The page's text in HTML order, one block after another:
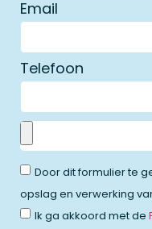
Email
Telefoon
Door dit formulier te
opslag en verwerking
Ik ga akkoord met de